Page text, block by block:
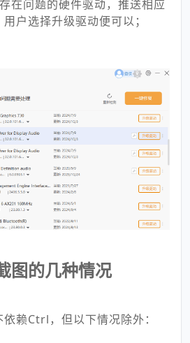
在问题的硬件驱动，推送相应
户选择升级驱动便可以；
图的几种情况
赖Ctrl，但以下情况除外：